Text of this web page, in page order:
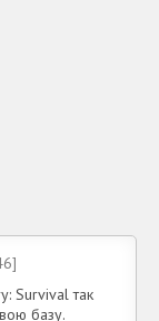
Survival так
базу.